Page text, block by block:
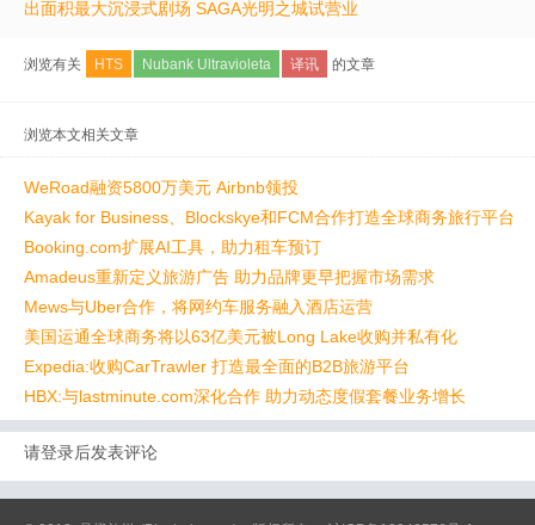
出面积最大沉浸式剧场 SAGA光明之城试营业
浏览有关 HTS Nubank Ultravioleta 译讯 的文章
浏览本文相关文章
WeRoad融资5800万美元 Airbnb领投
Kayak for Business、Blockskye和FCM合作打造全球商务旅行平台
Booking.com扩展AI工具，助力租车预订
Amadeus重新定义旅游广告 助力品牌更早把握市场需求
Mews与Uber合作，将网约车服务融入酒店运营
美国运通全球商务将以63亿美元被Long Lake收购并私有化
Expedia:收购CarTrawler 打造最全面的B2B旅游平台
HBX:与lastminute.com深化合作 助力动态度假套餐业务增长
请登录后发表评论